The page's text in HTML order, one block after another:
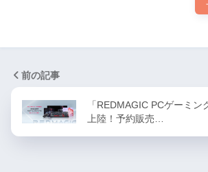
前の記事
「REDMAGIC PCゲーミン
上陸！予約販売…